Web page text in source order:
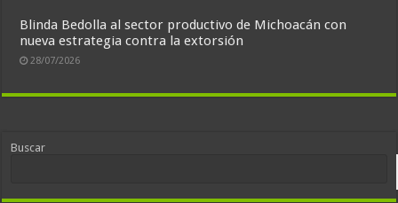
Blinda Bedolla al sector productivo de Michoacán con
nueva estrategia contra la extorsión
28/07/2026
Buscar